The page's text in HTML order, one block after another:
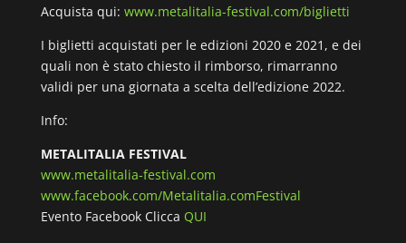
Acquista qui: www.metalitalia-festival.com/biglietti
I biglietti acquistati per le edizioni 2020 e 2021, e dei
quali non è stato chiesto il rimborso, rimarranno
validi per una giornata a scelta dell’edizione 2022.
Info:
METALITALIA FESTIVAL
www.metalitalia-festival.com
www.facebook.com/Metalitalia.comFestival
Evento Facebook Clicca QUI